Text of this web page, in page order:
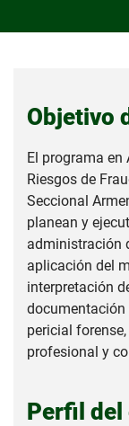
Objetivo
El programa
Riesgos de
Seccional
planean y
administración
aplicación del
interpretación
documentación
pericial
profesional y
Perfil del